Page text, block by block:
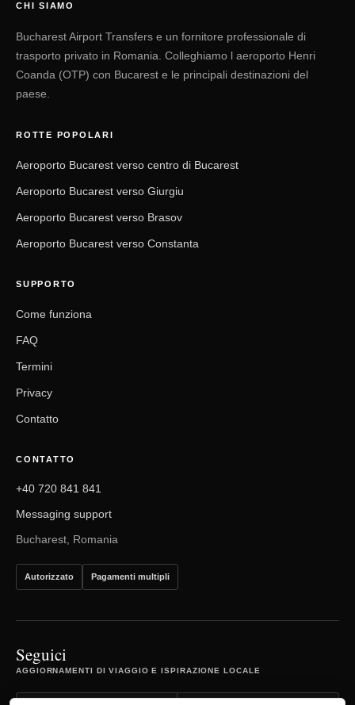
CHI SIAMO
Bucharest Airport Transfers e un fornitore professionale di
trasporto privato in Romania. Colleghiamo l aeroporto Henri
Coanda (OTP) con Bucarest e le principali destinazioni del
paese.
ROTTE POPOLARI
Aeroporto Bucarest verso centro di Bucarest
Aeroporto Bucarest verso Giurgiu
Aeroporto Bucarest verso Brasov
Aeroporto Bucarest verso Constanta
SUPPORTO
Come funziona
FAQ
Termini
Privacy
Contatto
CONTATTO
+40 720 841 841
Messaging support
Bucharest, Romania
Autorizzato Pagamenti multipli
Seguici
AGGIORNAMENTI DI VIAGGIO E ISPIRAZIONE LOCALE